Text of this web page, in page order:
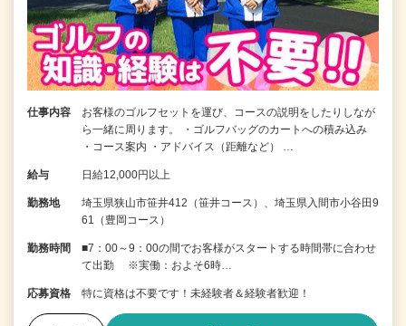
仕事内容
お客様のゴルフセットを運び、コースの説明をしたりしなが
ら一緒に周ります。 ・ゴルフバッグのカートへの積み込み
・コース案内 ・アドバイス（距離など） …
給与 日給12,000円以上
勤務地
埼玉県狭山市笹井412（笹井コース）、埼玉県入間市小谷田9
61（豊岡コース）
勤務時間
■7：00～9：00の間でお客様がスタートする時間帯に合わせ
て出勤 ※実働：およそ6時…
応募資格 特に資格は不要です！未経験者＆経験者歓迎！